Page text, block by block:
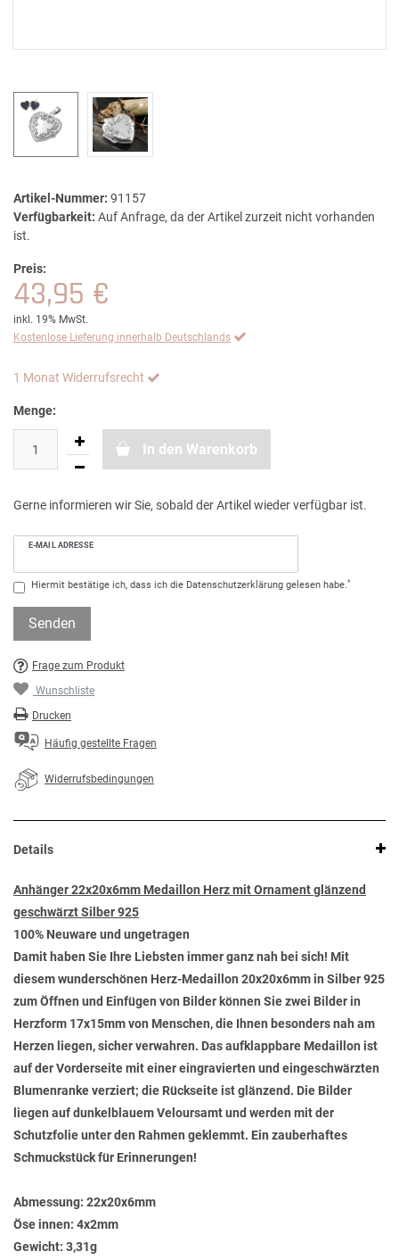
Artikel-Nummer: 91157
Verfügbarkeit: Auf Anfrage, da der Artikel zurzeit nicht vorhanden
ist.
Preis:
43,95 €
inkl. 19% MwSt.
Kostenlose Lieferung innerhalb Deutschlands
1 Monat Widerrufsrecht
Menge:
In den Warenkorb
Gerne informieren wir Sie, sobald der Artikel wieder verfügbar ist.
E-MAIL ADRESSE
Hiermit bestätige ich, dass ich die Daten­schutz­erklärung gelesen habe.*
Senden
Frage zum Produkt
Wunschliste
Drucken
Häufig gestellte Fragen
Widerrufsbedingungen
Details
Anhänger 22x20x6mm Medaillon Herz mit Ornament glänzend
geschwärzt Silber 925
100% Neuware und ungetragen
Damit haben Sie Ihre Liebsten immer ganz nah bei sich! Mit
diesem wunderschönen Herz-Medaillon 20x20x6mm in Silber 925
zum Öffnen und Einfügen von Bilder können Sie zwei Bilder in
Herzform 17x15mm von Menschen, die Ihnen besonders nah am
Herzen liegen, sicher verwahren. Das aufklappbare Medaillon ist
auf der Vorderseite mit einer eingravierten und eingeschwärzten
Blumenranke verziert; die Rückseite ist glänzend. Die Bilder
liegen auf dunkelblauem Veloursamt und werden mit der
Schutzfolie unter den Rahmen geklemmt. Ein zauberhaftes
Schmuckstück für Erinnerungen!
Abmessung: 22x20x6mm
Öse innen: 4x2mm
Gewicht: 3,31g